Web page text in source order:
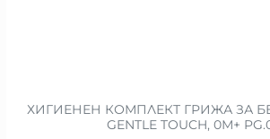
ХИГИЕНЕН КОМПЛЕКТ ГРИЖА ЗА
GENTLE TOUCH, 0М+